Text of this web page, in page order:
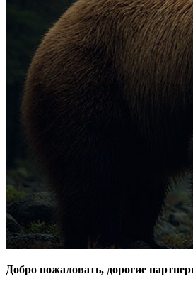
Добро пожаловать, дорогие